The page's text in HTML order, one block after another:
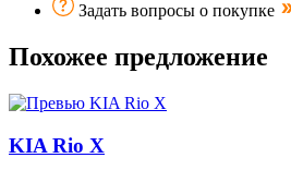
Задать вопросы о покупке
Похожее предложение
KIA Rio X